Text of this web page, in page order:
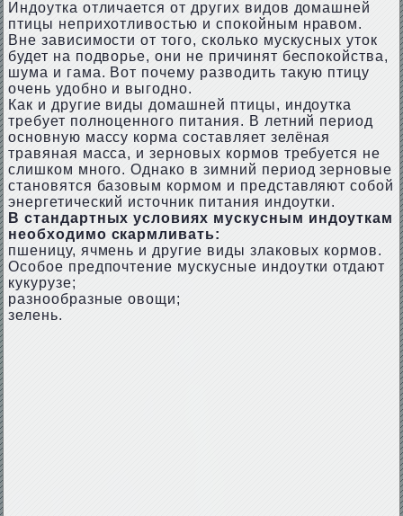
Индоутка отличается от других видов домашней
птицы неприхотливостью и спокойным нравом.
Вне зависимости от того, сколько мускусных уток
будет на подворье, они не причинят беспокойства,
шума и гама. Вот почему разводить такую птицу
очень удобно и выгодно.
Как и другие виды домашней птицы, индоутка
требует полноценного питания. В летний период
основную массу корма составляет зелёная
травяная масса, и зерновых кормов требуется не
слишком много. Однако в зимний период зерновые
становятся базовым кормом и представляют собой
энергетический источник питания индоутки.
В стандартных условиях мускусным индоуткам
необходимо скармливать:
пшеницу, ячмень и другие виды злаковых кормов.
Особое предпочтение мускусные индоутки отдают
кукурузе;
разнообразные овощи;
зелень.